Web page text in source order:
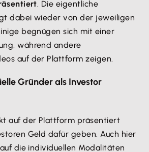
. Die eigentliche
dabei wieder von der jeweiligen
begnügen sich mit einer
während andere
auf der Plattform zeigen.
Gründer als Investor
auf der Plattform präsentiert
Geld dafür geben. Auch hier
die individuellen Modalitäten